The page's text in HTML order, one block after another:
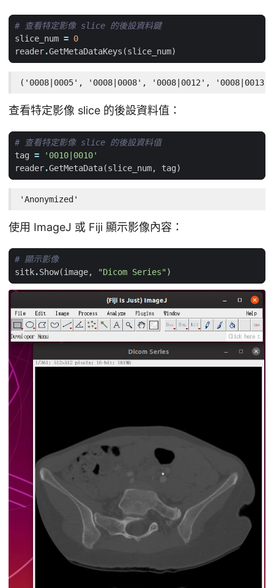
# 查看特定影像 slice 的後設資料鍵
slice_num = 0
reader.GetMetaDataKeys (slice_num)
('0008|0005', '0008|0008', '0008|0012',
查看特定影像 slice 的後設資料值：
# 查看特定影像 slice 的後設資料值
tag =
'0010|0010'
reader.GetMetaData(slice_num, tag)
'Anonymized'
使用 ImageJ 或 Fiji 顯示影像內容：
# 顯示影像
sitk.Show(image, "Dicom Series")